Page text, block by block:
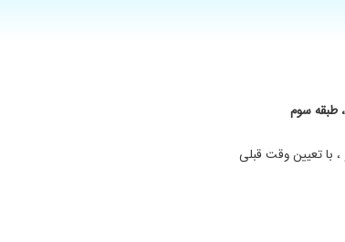
، با تعیین وقت قبلی